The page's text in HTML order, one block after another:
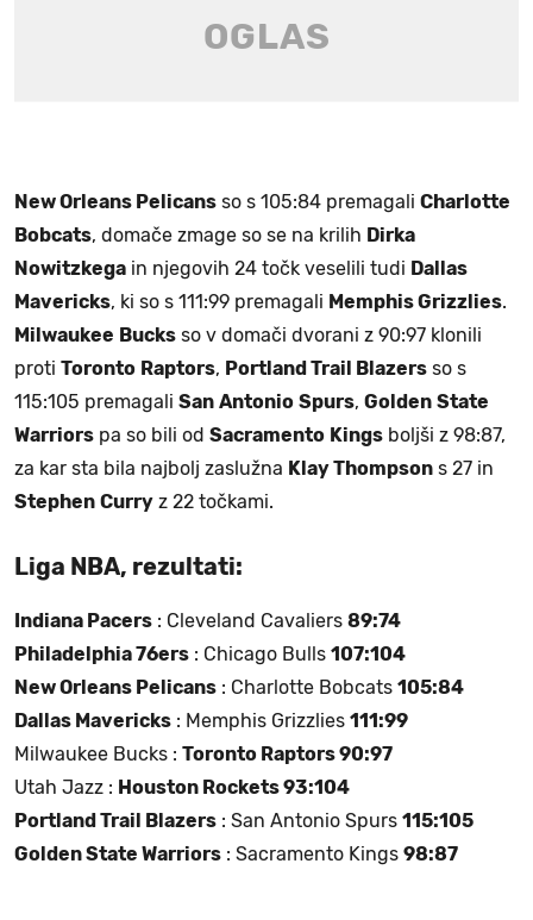
New Orleans Pelicans so s 105:84 premagali Charlotte
Bobcats, domače zmage so se na krilih Dirka
Nowitzkega in njegovih 24 točk veselili tudi Dallas
Mavericks, ki so s 111:99 premagali Memphis Grizzlies.
Milwaukee Bucks so v domači dvorani z 90:97 klonili
proti Toronto Raptors, Portland Trail Blazers so s
115:105 premagali San Antonio Spurs, Golden State
Warriors pa so bili od Sacramento Kings boljši z 98:87,
za kar sta bila najbolj zaslužna Klay Thompson s 27 in
Stephen Curry z 22 točkami.
Liga NBA, rezultati:
Indiana Pacers : Cleveland Cavaliers 89:74
Philadelphia 76ers : Chicago Bulls 107:104
New Orleans Pelicans : Charlotte Bobcats 105:84
Dallas Mavericks : Memphis Grizzlies 111:99
Milwaukee Bucks : Toronto Raptors 90:97
Utah Jazz : Houston Rockets 93:104
Portland Trail Blazers : San Antonio Spurs 115:105
Golden State Warriors : Sacramento Kings 98:87